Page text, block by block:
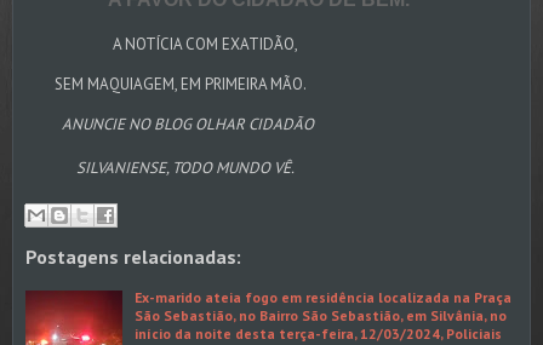
A NOTÍCIA COM EXATIDÃO,
SEM MAQUIAGEM, EM PRIMEIRA MÃO.
ANUNCIE NO BLOG OLHAR CIDADÃO
SILVANIENSE, TODO MUNDO VÊ.
Postagens relacionadas:
Ex-marido ateia fogo em residência localizada na Praça
São Sebastião, no Bairro São Sebastião, em Silvânia, no
início da noite desta terça-feira, 12/03/2024, Policiais